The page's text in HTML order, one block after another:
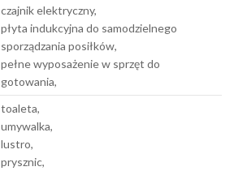
czajnik elektryczny,
płyta indukcyjna do samodzielnego
sporządzania posiłków,
pełne wyposażenie w sprzęt do
gotowania,
toaleta,
umywalka,
lustro,
prysznic,